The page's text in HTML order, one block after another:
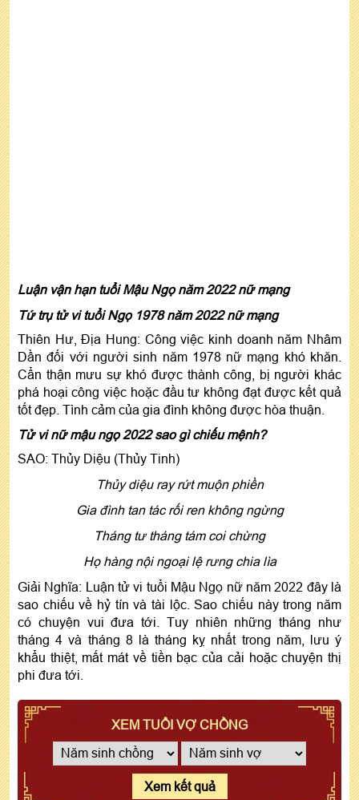
Luận vận hạn tuổi Mậu Ngọ năm 2022 nữ mạng
Tứ trụ tử vi tuổi Ngọ 1978 năm 2022 nữ mạng
Thiên Hư, Địa Hung: Công việc kinh doanh năm Nhâm
Dần đối với người sinh năm 1978 nữ mạng khó khăn.
Cẩn thận mưu sự khó được thành công, bị người khác
phá hoại công việc hoặc đầu tư không đạt được kết quả
tốt đẹp. Tình cảm của gia đình không được hòa thuận.
Tử vi nữ mậu ngọ 2022 sao gì chiếu mệnh?
SAO: Thủy Diệu (Thủy Tinh)
Thủy diệu ray rứt muộn phiền
Gia đình tan tác rối ren không ngừng
Tháng tư tháng tám coi chừng
Họ hàng nội ngoại lệ rưng chia lìa
Giải Nghĩa: Luận tử vi tuổi Mậu Ngọ nữ năm 2022 đây là
sao chiếu về hỷ tín và tài lộc. Sao chiếu này trong năm
có chuyện vui đưa tới. Tuy nhiên những tháng như
tháng 4 và tháng 8 là tháng kỵ nhất trong năm, lưu ý
khẩu thiệt, mất mát về tiền bạc của cải hoặc chuyện thị
phi đưa tới.
XEM TUỔI VỢ CHỒNG
Xem kết quả